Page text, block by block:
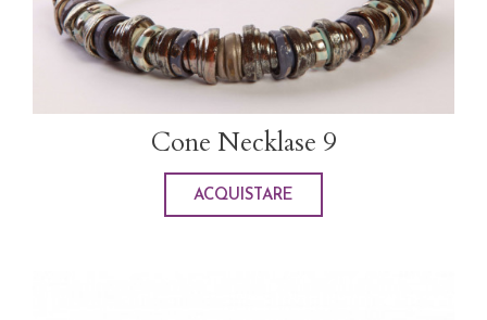
Cone Necklase 9
ACQUISTARE